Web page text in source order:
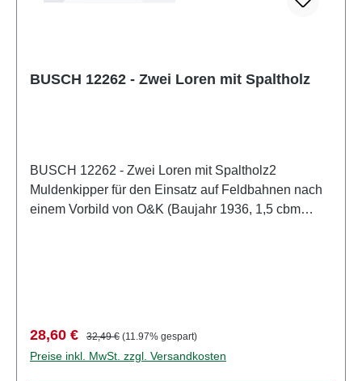
BUSCH 12262 - Zwei Loren mit Spaltholz
BUSCH 12262 - Zwei Loren mit Spaltholz2
Muldenkipper für den Einsatz auf Feldbahnen nach
einem Vorbild von O&K (Baujahr 1936, 1,5 cbm
1:87Altersempfehlung: ab 14 JahrenWEEE-Nr.: DE
41143719
Verkaufspreis:
28,60 € Regulärer Preis:
32,49 € (11.97% gespart)
Preise inkl. MwSt. zzgl. Versandkosten